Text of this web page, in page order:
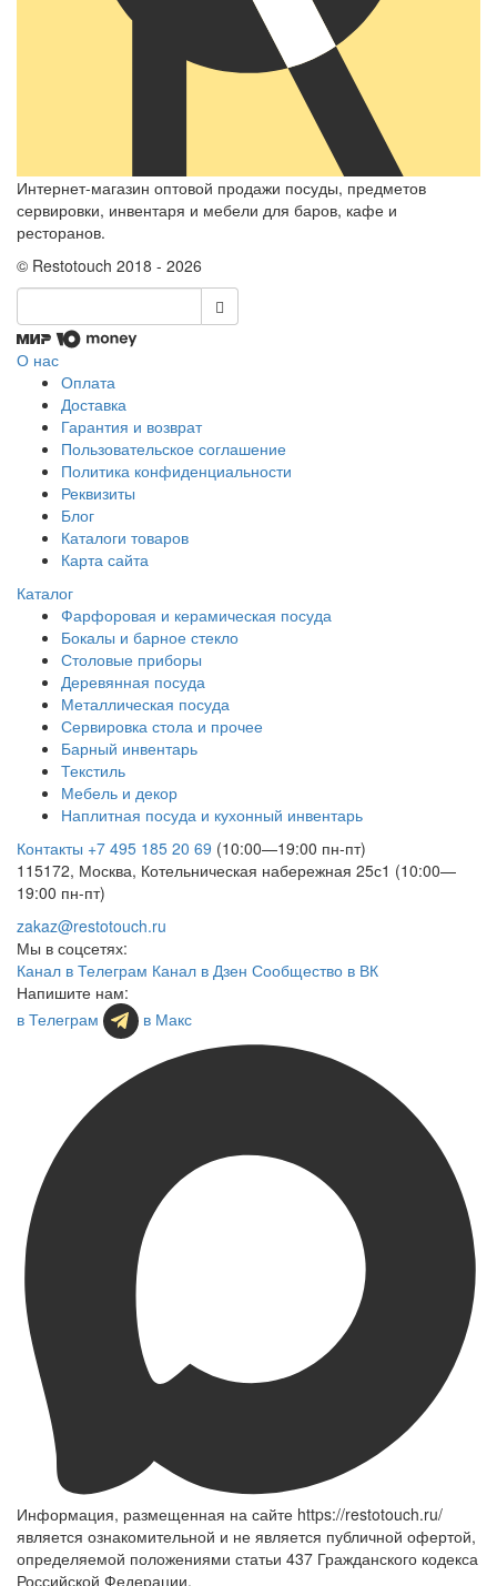
Интернет-магазин оптовой продажи посуды, предметов
сервировки, инвентаря и мебели для баров, кафе и
ресторанов.
© Restotouch 2018 - 2026
О нас
Оплата
Доставка
Гарантия и возврат
Пользовательское соглашение
Политика конфиденциальности
Реквизиты
Блог
Каталоги товаров
Карта сайта
Каталог
Фарфоровая и керамическая посуда
Бокалы и барное стекло
Столовые приборы
Деревянная посуда
Металлическая посуда
Сервировка стола и прочее
Барный инвентарь
Текстиль
Мебель и декор
Наплитная посуда и кухонный инвентарь
Контакты +7 495 185 20 69 (10:00—19:00 пн-пт)
115172, Москва, Котельническая набережная 25с1 (10:00—
19:00 пн-пт)
zakaz@restotouch.ru
Мы в соцсетях:
Канал в Телеграм Канал в Дзен Сообщество в ВК
Напишите нам:
в Телеграм
в Макс
Информация, размещенная на сайте https://restotouch.ru/
является ознакомительной и не является публичной офертой,
определяемой положениями статьи 437 Гражданского кодекса
Российской Федерации.